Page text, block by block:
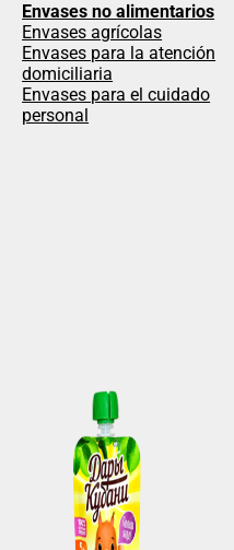
Envases no alimentarios
Envases agrícolas
Envases para la atención
domiciliaria
Envases para el cuidado
personal